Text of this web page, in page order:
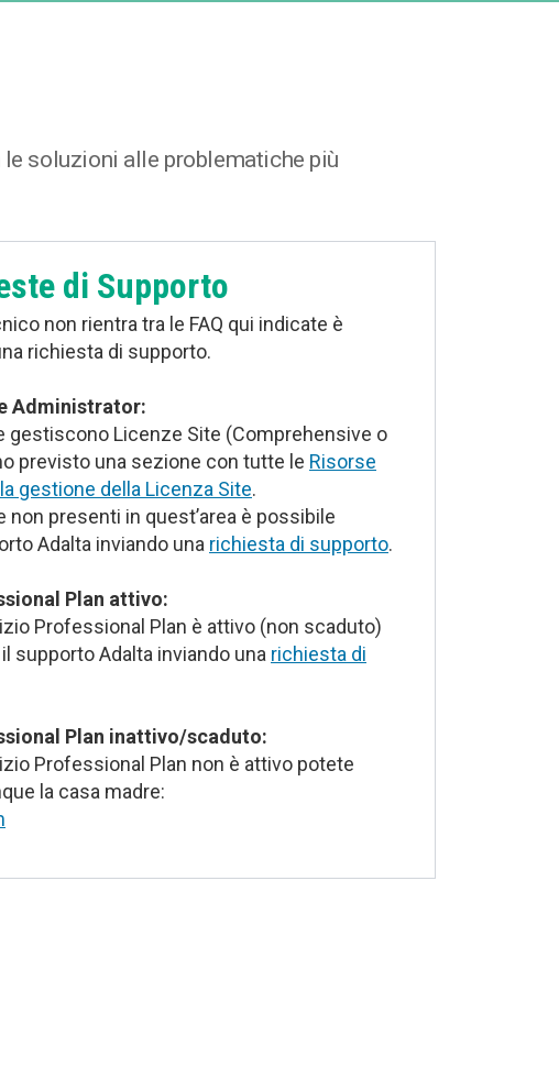
soluzioni alle problematiche più
di Supporto
non rientra tra le FAQ qui indicate è
richiesta di supporto.
Administrator:
gestiscono Licenze Site (Comprehensive o
previsto una sezione con tutte le Risorse
gestione della Licenza Site.
non presenti in quest’area è possibile
Adalta inviando una richiesta di supporto.
Plan attivo:
Professional Plan è attivo (non scaduto)
supporto Adalta inviando una richiesta di
Plan inattivo/scaduto:
Professional Plan non è attivo potete
la casa madre: